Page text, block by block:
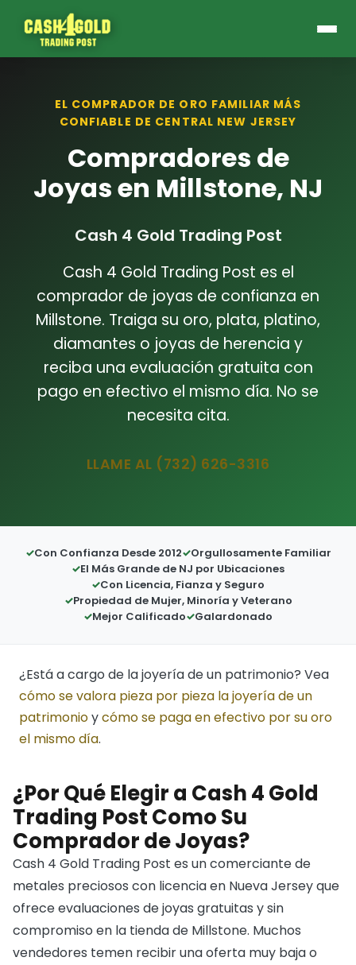
EL COMPRADOR DE ORO FAMILIAR MÁS
CONFIABLE DE CENTRAL NEW JERSEY
Compradores de
Joyas en Millstone, NJ
Cash 4 Gold Trading Post
Cash 4 Gold Trading Post es el
comprador de joyas de confianza en
Millstone. Traiga su oro, plata, platino,
diamantes o joyas de herencia y
reciba una evaluación gratuita con
pago en efectivo el mismo día. No se
necesita cita.
LLAME AL (732) 626-3316
Con Confianza Desde 2012
Orgullosamente Familiar
El Más Grande de NJ por Ubicaciones
Con Licencia, Fianza y Seguro
Propiedad de Mujer, Minoría y Veterano
Mejor Calificado
Galardonado
¿Está a cargo de la joyería de un patrimonio? Vea
cómo se valora pieza por pieza la joyería de un
patrimonioycómo se paga en efectivo por su oro
el mismo día.
¿Por Qué Elegir a Cash 4 Gold
Trading Post Como Su
Comprador de Joyas?
Cash 4 Gold Trading Post es un comerciante de
metales preciosos con licencia en Nueva Jersey que
ofrece evaluaciones de joyas gratuitas y sin
compromiso en la tienda de Millstone. Muchos
vendedores temen recibir una oferta muy baja o